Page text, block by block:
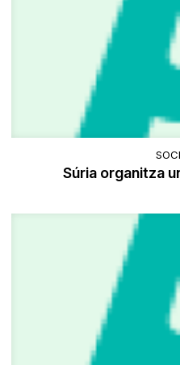
Súria organitza